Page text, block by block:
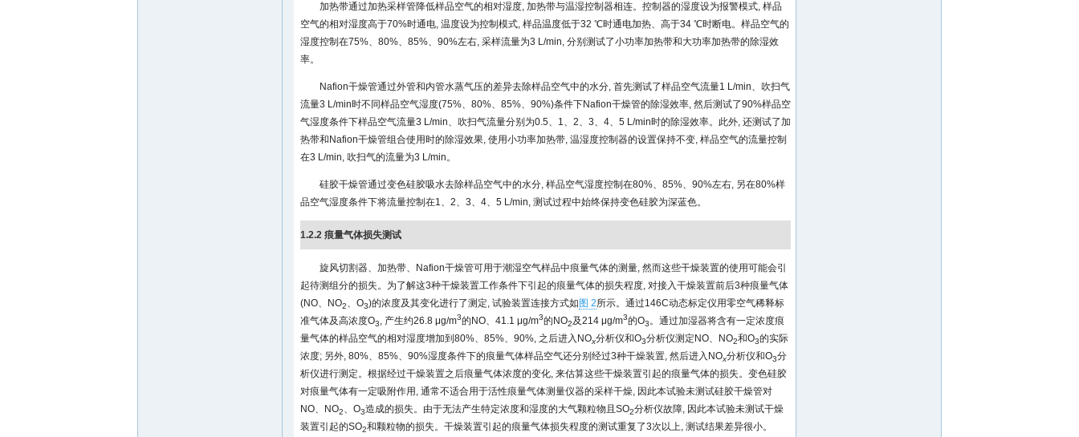
加热带通过加热采样管降低样品空气的相对湿度, 加热带与温湿控制器相连。控制器的湿度设为报警模式, 样品
空气的相对湿度高于70%时通电, 温度设为控制模式, 样品温度低于32 ℃时通电加热、高于34 ℃时断电。样品空气的
湿度控制在75%、80%、85%、90%左右, 采样流量为3 L/min, 分别测试了小功率加热带和大功率加热带的除湿效
率。
Nafion干燥管通过外管和内管水蒸气压的差异去除样品空气中的水分, 首先测试了样品空气流量1 L/min、吹扫气
流量3 L/min时不同样品空气湿度(75%、80%、85%、90%)条件下Nafion干燥管的除湿效率, 然后测试了90%样品空
气湿度条件下样品空气流量3 L/min、吹扫气流量分别为0.5、1、2、3、4、5 L/min时的除湿效率。此外, 还测试了加
热带和Nafion干燥管组合使用时的除湿效果, 使用小功率加热带, 温湿度控制器的设置保持不变, 样品空气的流量控制
在3 L/min, 吹扫气的流量为3 L/min。
硅胶干燥管通过变色硅胶吸水去除样品空气中的水分, 样品空气湿度控制在80%、85%、90%左右, 另在80%样
品空气湿度条件下将流量控制在1、2、3、4、5 L/min, 测试过程中始终保持变色硅胶为深蓝色。
1.2.2 痕量气体损失测试
旋风切割器、加热带、Nafion干燥管可用于潮湿空气样品中痕量气体的测量, 然而这些干燥装置的使用可能会引
起待测组分的损失。为了解这3种干燥装置工作条件下引起的痕量气体的损失程度, 对接入干燥装置前后3种痕量气体
(NO、NO2、O3)的浓度及其变化进行了测定, 试验装置连接方式如 图 2所示。通过146C动态标定仪用零空气稀释标
准气体及高浓度O3, 产生约26.8 μg/m3的NO、41.1 μg/m3的NO2及214 μg/m3的O3。通过加湿器将含有一定浓度痕
量气体的样品空气的相对湿度增加到80%、85%、90%, 之后进入NOx分析仪和O3分析仪测定NO、NO2和O3的实际
浓度; 另外, 80%、85%、90%湿度条件下的痕量气体样品空气还分别经过3种干燥装置, 然后进入NOx分析仪和O3分
析仪进行测定。根据经过干燥装置之后痕量气体浓度的变化, 来估算这些干燥装置引起的痕量气体的损失。变色硅胶
对痕量气体有一定吸附作用, 通常不适合用于活性痕量气体测量仪器的采样干燥, 因此本试验未测试硅胶干燥管对
NO、NO2、O3造成的损失。由于无法产生特定浓度和湿度的大气颗粒物且SO2分析仪故障, 因此本试验未测试干燥
装置引起的SO2和颗粒物的损失。干燥装置引起的痕量气体损失程度的测试重复了3次以上, 测试结果差异很小。